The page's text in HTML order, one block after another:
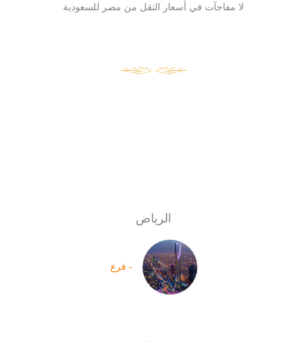
لا مفاجآت في أسعار النقل من مصر للسعودية
الرياض
- فرع